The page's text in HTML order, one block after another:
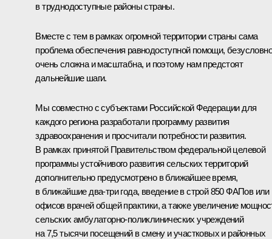
в труднодоступные районы страны.
Вместе с тем в рамках огромной территории страны сама
проблема обеспечения равнодоступной помощи,
очень сложна и масштабна, и поэтому нам предстоят
дальнейшие шаги.
Мы совместно с субъектами Российской Федерации для
каждого региона разработали программу развития
здравоохранения и просчитали потребности развития.
В рамках принятой Правительством федеральной целевой
программы устойчивого развития сельских территорий
дополнительно предусмотрено в ближайшее время,
в ближайшие два-три года, введение в строй 850 ФАПов или
офисов врачей общей практики, а также увеличение
сельских амбулаторно-поликлинических учреждений
на 7,5 тысячи посещений в смену и участковых и районных